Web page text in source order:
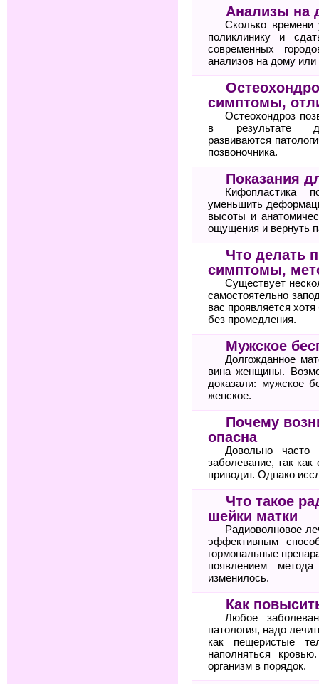
Анализы на
Сколько
поликлинику и
современных
анализов на дому
симптомы,
Остеохондроз
в результате
развиваются
позвоночника.
Показания
Кифопластика
уменьшить
высоты и
ощущения и вернуть
Что делать
симптомы,
Существует
самостоятельно
вас проявляется
без промедления.
Мужское
Долгожданное
вина женщины.
доказали: мужское
женское.
Почему
опасна
Довольно часто
заболевание, так
приводит. Однако
Что такое
шейки матки
Радиоволновое
эффективным
гормональные
появлением
изменилось.
Как
Любое
патология, надо
как пещеристые
наполняться
организм в порядок.